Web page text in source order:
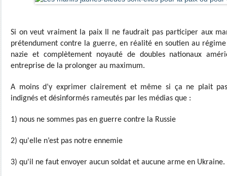
Si on veut vraiment la paix Il ne faudrait pas participer aux
prétendument contre la guerre, en réalité en soutien au
nazie et complètement noyauté de doubles nationaux
entreprise de la prolonger au maximum.
A moins d’y exprimer clairement et même si ça ne plait
indignés et désinformés rameutés par les médias que :
1) nous ne sommes pas en guerre contre la Russie
2) qu'elle n’est pas notre ennemie
3) qu'il ne faut envoyer aucun soldat et aucune arme en Ukraine.